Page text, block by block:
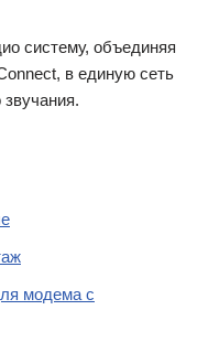
систему, объединяя
в единую сеть
модема с